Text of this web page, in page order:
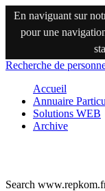
En naviguant sur
pour une
Recherche de
Accueil
Annuaire
Solutions WEB
Archive
Search